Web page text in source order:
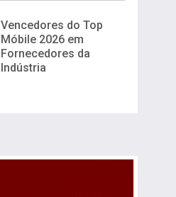
Vencedores do Top
Móbile 2026 em
Fornecedores da
Indústria